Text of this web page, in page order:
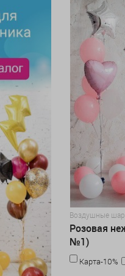
Воздушные
Розовая
№1)
Карта-10%